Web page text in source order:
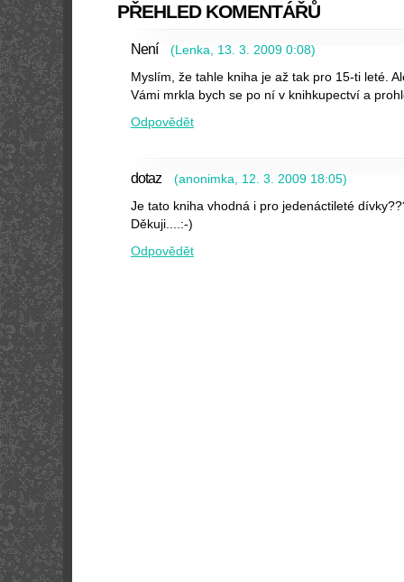
PŘEHLED KOMENTÁŘŮ
Není (Lenka 13. 3. 2009 0:08)
Myslím, že tahle kniha je až tak pro 15-ti leté.
Vámi mrkla bych se po ní v knihkupectví a
Odpovědět
dotaz (anonimka 12. 3. 2009 18:05)
Je tato kniha vhodná i pro jedenáctileté
Děkuji....:-)
Odpovědět